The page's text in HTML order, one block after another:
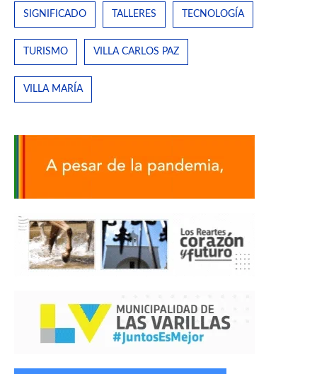
SIGNIFICADO TALLERES TECNOLOGÍA
TURISMO VILLA CARLOS PAZ
VILLA MARÍA